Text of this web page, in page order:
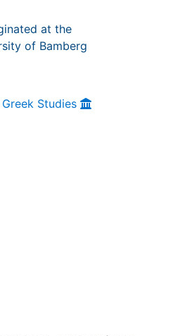
at the
of Bamberg
Studies